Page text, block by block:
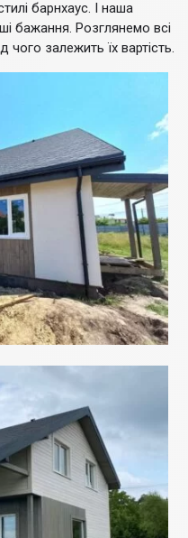
барнхаус. І наша
бажання. Розглянемо всі
чого залежить їх вартість.